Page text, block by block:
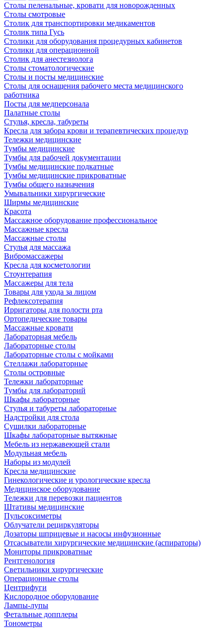
Столы пеленальные, кровати для новорожденных
Столы смотровые
Столик для транспортировки медикаментов
Столик типа Гусь
Столики для оборудования процедурных кабинетов
Столики для операционной
Столик для анестезиолога
Столы стоматологические
Столы и посты медицинские
Столы для оснащения рабочего места медицинского
работника
Посты для медперсонала
Палатные столы
Стулья, кресла, табуреты
Кресла для забора крови и терапевтических процедур
Тележки медицинские
Тумбы медицинские
Тумбы для рабочей документации
Тумбы медицинские подкатные
Тумбы медицинские прикроватные
Тумбы общего назначения
Умывальники хирургические
Ширмы медицинские
Красота
Массажное оборудование профессиональное
Массажные кресла
Массажные столы
Стулья для массажа
Вибромассажеры
Кресла для косметологии
Стоунтерапия
Массажеры для тела
Товары для ухода за лицом
Рефлексотерапия
Ирригаторы для полости рта
Ортопедические товары
Массажные кровати
Лабораторная мебель
Лабораторные столы
Лабораторные столы с мойками
Стеллажи лабораторные
Столы островные
Тележки лабораторные
Тумбы для лабораторий
Шкафы лабораторные
Стулья и табуреты лабораторные
Надстройки для стола
Сушилки лабораторные
Шкафы лабораторные вытяжные
Мебель из нержавеющей стали
Модульная мебель
Наборы из модулей
Кресла медицинские
Гинекологические и урологические кресла
Медицинское оборудование
Тележки для перевозки пациентов
Штативы медицинские
Пульсоксиметры
Облучатели рециркуляторы
Дозаторы шприцевые и насосы инфузионные
Отсасыватели хирургические медицинские (аспираторы)
Мониторы прикроватные
Рентгенология
Светильники хирургические
Операционные столы
Центрифуги
Кислородное оборудование
Лампы-лупы
Фетальные допплеры
Тонометры